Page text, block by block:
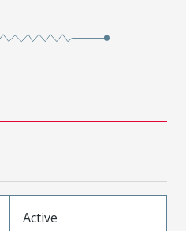
Active